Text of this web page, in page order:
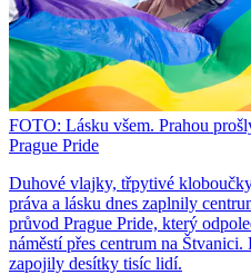
FOTO: Lásku všem. Prahou
Prague Pride
Duhové vlajky, třpytivé
práva a lásku dnes zaplnily
průvod Prague Pride, který
náměstí přes centrum na Štvanici.
zapojily desítky tisíc lidí.